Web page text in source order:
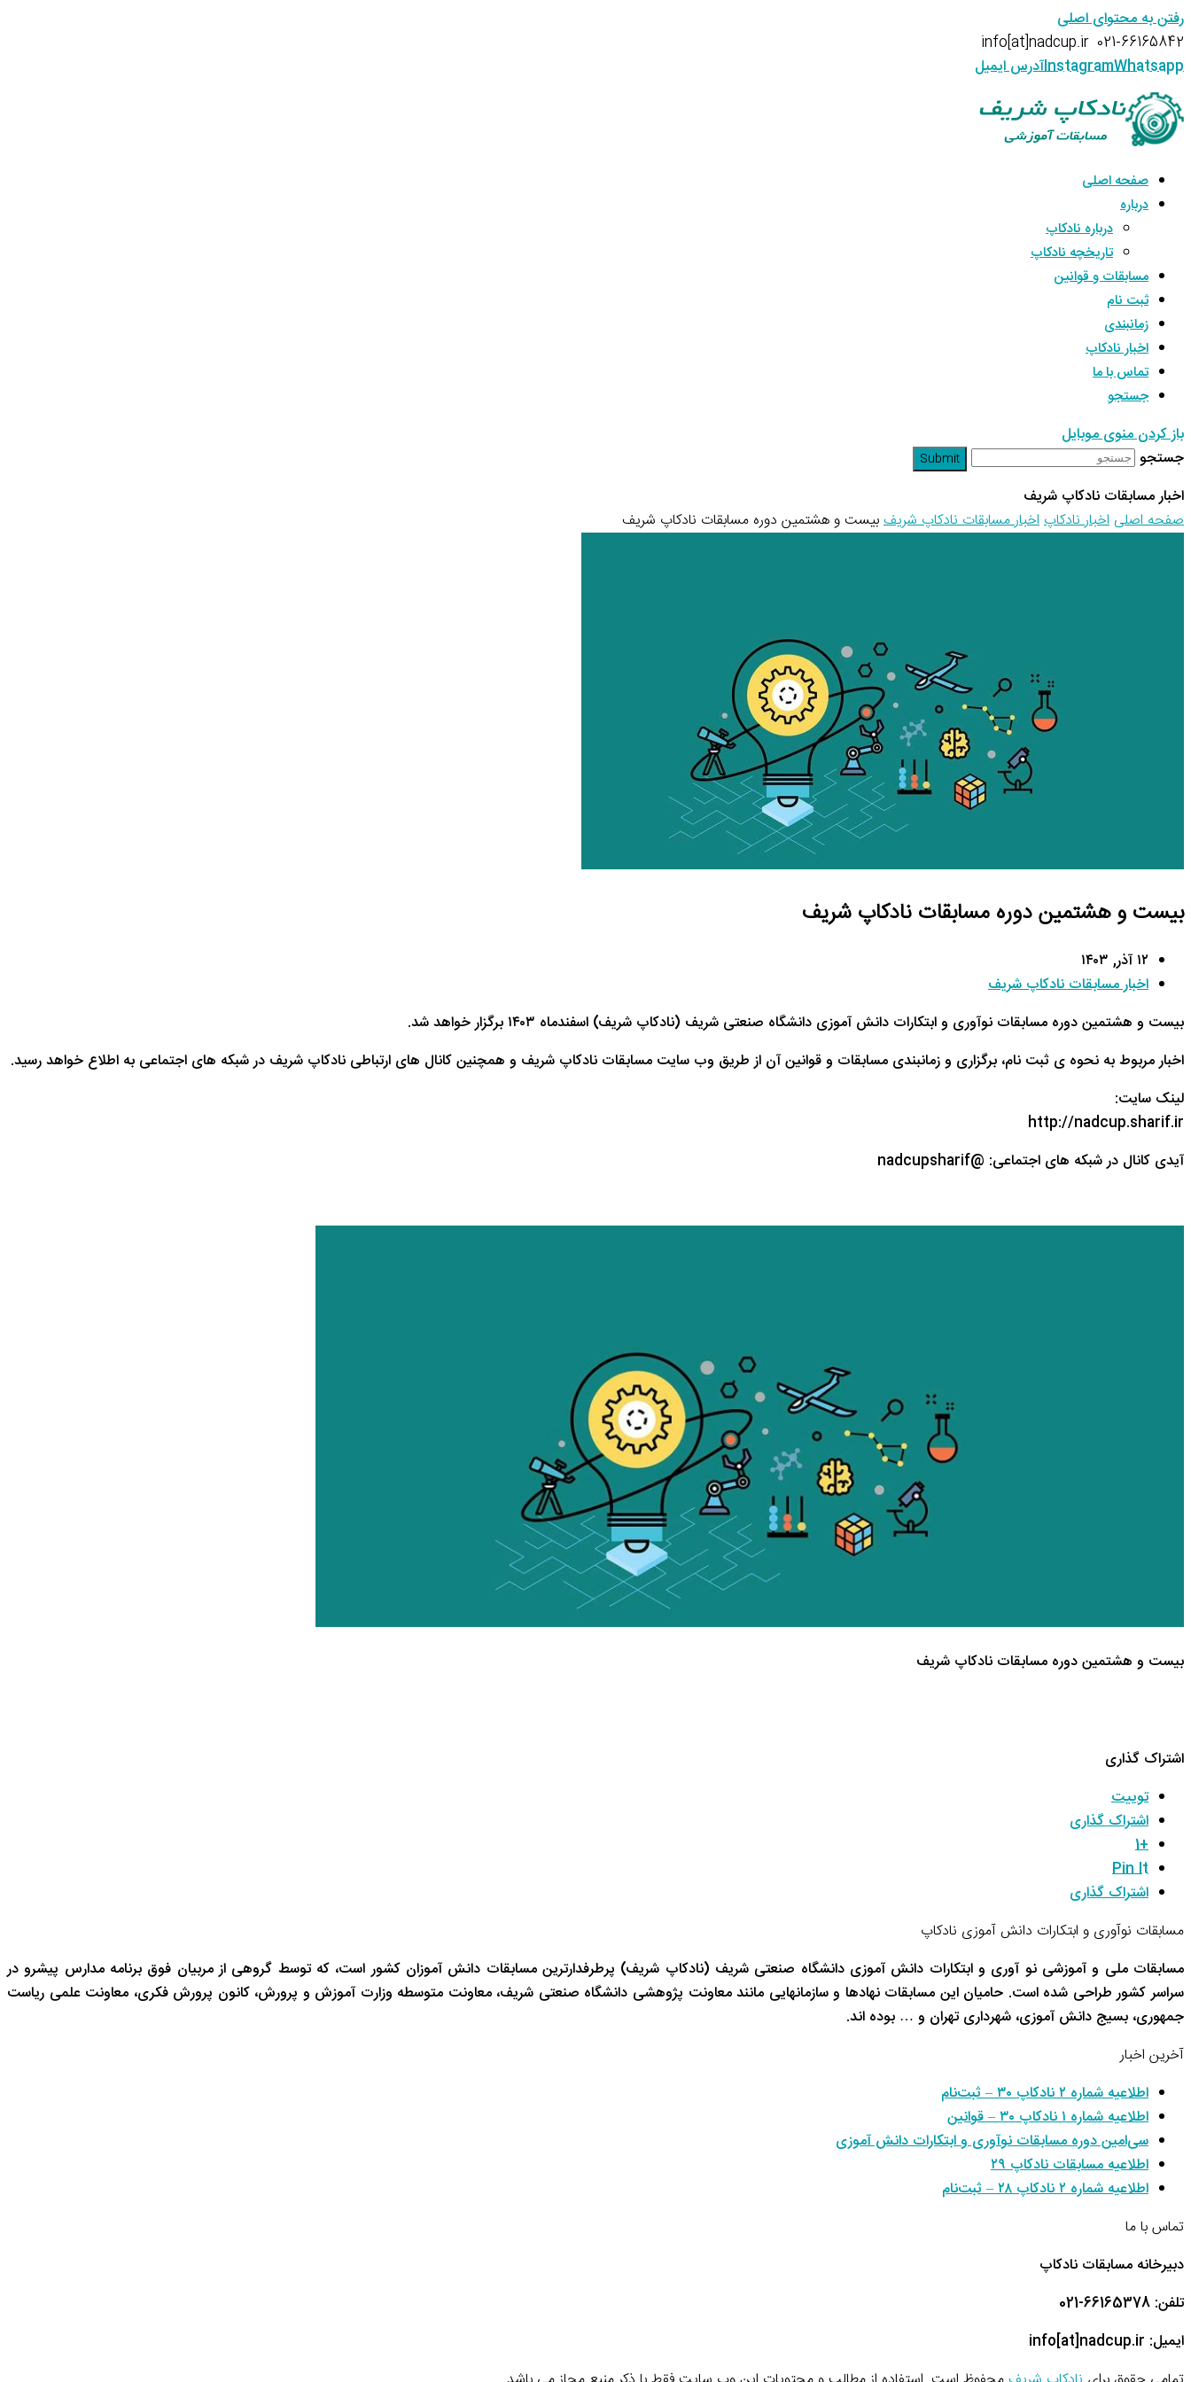
رفتن به محتوای اصلی
021-66165842
info[at]nadcup.ir
InstagramWhatsapp آدرس ایمیل
صفحه اصلی
درباره
درباره نادکاپ
تاریخچه نادکاپ
مسابقات و قوانین
ثبت نام
زمانبندی
اخبار نادکاپ
تماس با ما
جستجو
باز کردن منوی موبایل
جستجو
Submit
اخبار مسابقات نادکاپ شریف
صفحه اصلی اخبار نادکاپاخبار مسابقات نادکاپ شریفبیست و هشتمین دوره مسابقات نادکاپ شریف
بیست و هشتمین دوره مسابقات نادکاپ شریف
۱۲ آذر, ۱۴۰۳
اخبار مسابقات نادکاپ شریف
بیست و هشتمین دوره مسابقات نوآوری و ابتکارات دانش آموزی دانشگاه صنعتی شریف (نادکاپ شریف) اسفندماه ۱۴۰۳ برگزار خواهد شد.
اخبار مربوط به نحوه ی ثبت نام، برگزاری و زمانبندی مسابقات و قوانین آن از طریق وب سایت مسابقات نادکاپ شریف و همچنین کانال های ارتباطی نادکاپ شریف در شبکه های اجتماعی به اطلاع خواهد رسید.
لینک سایت:
http://nadcup.sharif.ir
آیدی کانال در شبکه های اجتماعی: @nadcupsharif
بیست و هشتمین دوره مسابقات نادکاپ شریف
اشتراک گذاری
توییت
اشتراک گذاری
+1
Pin It
اشتراک گذاری
مسابقات نوآوری و ابتکارات دانش آموزی نادکاپ
مسابقات ملی و آموزشی نو آوری و ابتکارات دانش آموزی دانشگاه صنعتی شریف (نادکاپ شریف) پرطرفدارترین مسابقات دانش آموزان کشور است، که توسط گروهی از مربیان فوق برنامه مدارس پیشرو در
سراسر کشور طراحی شده است. حامیان این مسابقات نهادها و سازمانهایی مانند معاونت پژوهشی دانشگاه صنعتی شریف، معاونت متوسطه وزارت آموزش و پرورش، کانون پرورش فکری، معاونت علمی ریاست
جمهوری، بسیج دانش آموزی، شهرداری تهران و … بوده اند.
آخرین اخبار
اطلاعیه شماره ۲ نادکاپ ۳۰ – ثبت‌نام
اطلاعیه شماره ۱ نادکاپ ۳۰ – قوانین
سی‌امین دوره مسابقات نوآوری و ابتکارات دانش آموزی
اطلاعیه مسابقات نادکاپ ۲۹
اطلاعیه شماره ۲ نادکاپ ۲۸ – ثبت‌نام
تماس با ما
دبیرخانه مسابقات نادکاپ
تلفن: 66165378-021
ایمیل: info[at]nadcup.ir